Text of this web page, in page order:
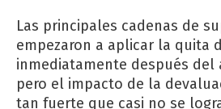
Las principales cadenas de
empezaron a aplicar la quita
inmediatamente después del
pero el impacto de la
tan fuerte que casi no se